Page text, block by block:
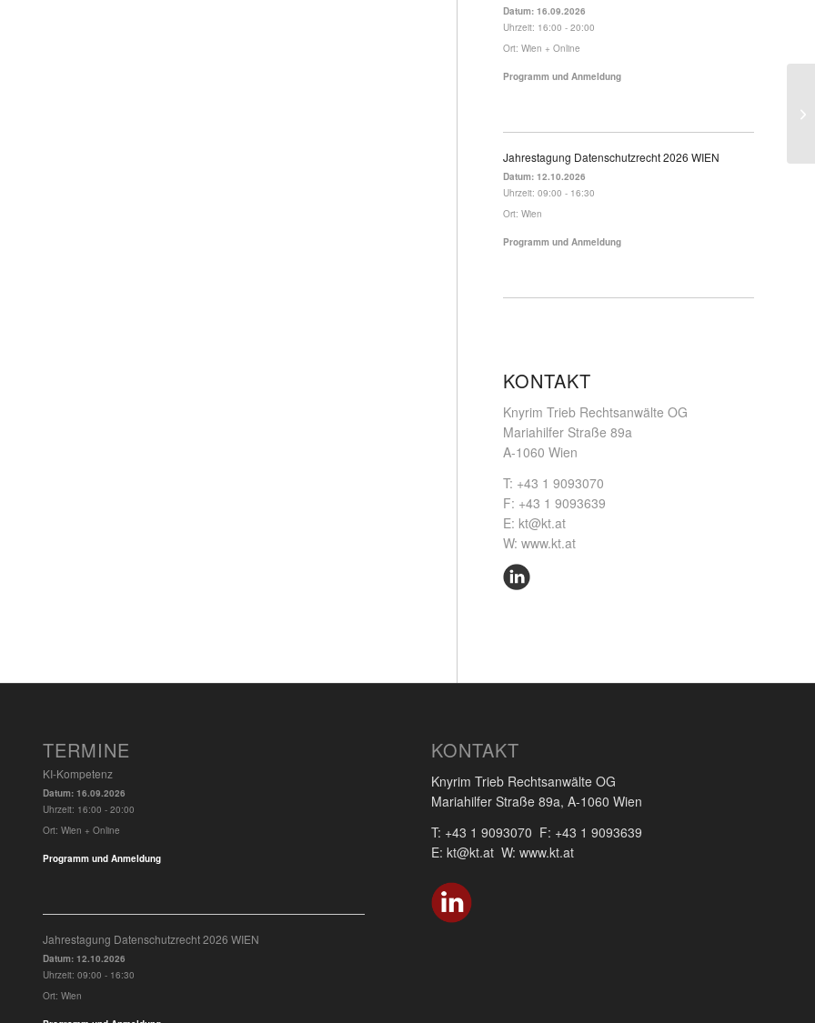
Datum:16.09.2026
Uhrzeit: 16:00 - 20:00
Ort:Wien + Online
Programm und Anmeldung
Jahrestagung Datenschutzrecht 2026 WIEN
Datum:12.10.2026
Uhrzeit:09:00 - 16:30
Ort:Wien
Programm und Anmeldung
KONTAKT
Knyrim Trieb Rechtsanwälte OG
Mariahilfer Straße 89a
A-1060 Wien
T: +43 1 9093070
F: +43 1 9093639
E: kt@kt.at
W:www.kt.at
TERMINE
KI-Kompetenz
Datum: 16.09.2026
Uhrzeit: 16:00 - 20:00
Ort: Wien + Online
Programm und Anmeldung
Jahrestagung Datenschutzrecht 2026 WIEN
Datum: 12.10.2026
Uhrzeit: 09:00 - 16:30
Ort: Wien
KONTAKT
Knyrim Trieb Rechtsanwälte OG
Mariahilfer Straße 89a, A-1060 Wien
T: +43 1 9093070 F: +43 1 9093639
E: kt@kt.at W: www.kt.at